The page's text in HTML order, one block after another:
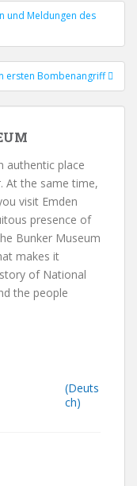
und Meldungen des
ersten Bombenangriff
authentic place
At the same time,
visit Emden
presence of
Bunker Museum
makes it
of National
the people
(Deuts
ch)